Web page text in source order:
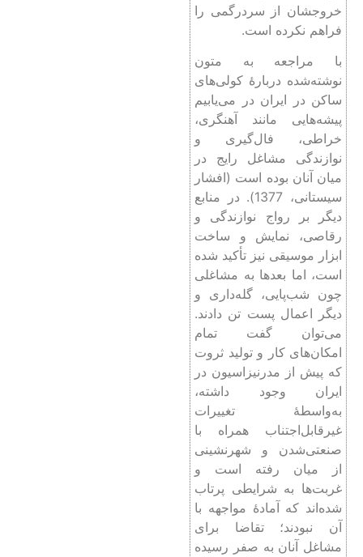
خروجشان از سردرگمی را
فراهم نکرده است.
با مراجعه به متون
نوشته‌شده دربارۀ کولی‌های
ساکن در ایران در می‌یابیم
پیشه‌هایی مانند آهنگری،
خراطی، فال‌گیری و
نوازندگی مشاغل رایج در
میان آنان بوده است (افشار
سیستانی، 1377). در منابع
دیگر بر رواج نوازندگی و
رقاصی، نمایش و ساخت
ابزار موسیقی نیز تأکید شده
است، اما بعدها به مشاغلی
چون شب‌پایی، گله‌داری و
دیگر اعمال پست تن دادند.
می‌توان گفت تمام
امکان‌های کار و تولید ثروت
که پیش از مدرنیزاسیون در
ایران وجود داشته،
به‌واسطۀ تغییرات
غیرقابل‌اجتناب همراه با
صنعتی‌شدن و شهرنشینی
از میان رفته است و
غربت‌ها به شرایطی پرتاب
شده‌اند که آمادۀ مواجهه با
آن نبودند؛ تقاضا برای
مشاغل آنان به صفر رسیده